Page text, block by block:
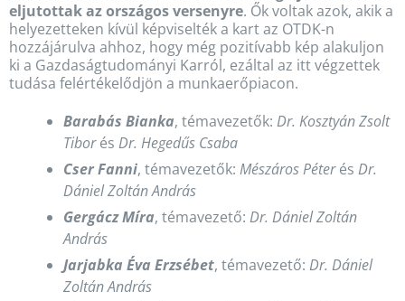
eljutottak az országos versenyre. Ők voltak azok, akik a
helyezetteken kívül képviselték a kart az OTDK-n
hozzájárulva ahhoz, hogy még pozitívabb kép alakuljon
ki a Gazdaságtudományi Karról, ezáltal az itt végzettek
tudása felértékelődjön a munkaerőpiacon.
Barabás Bianka, témavezetők: Dr. Kosztyán Zsolt
Tiborés Dr. Hegedűs Csaba
Cser Fanni, témavezetők: Mészáros Péterés Dr.
Dániel Zoltán András
Gergácz Míra, témavezető: Dr. Dániel Zoltán
András
Jarjabka Éva Erzsébet, témavezető: Dr. Dániel
Zoltán András